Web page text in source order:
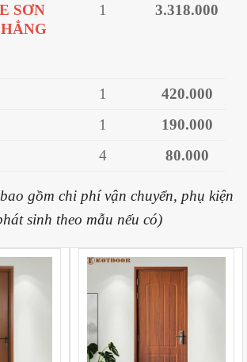
SƠN
1 3.318.000
1
420.000
1
190.000
4 80.000
gồm chi phí vận chuyển, phụ kiện
sinh theo mẫu nếu có)